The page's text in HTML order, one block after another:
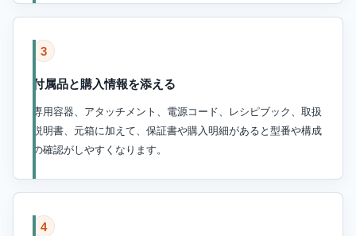
3
付属品と購入情報を添える
専用容器、アタッチメント、電源コード、レシピブック、取扱
説明書、元箱に加えて、保証書や購入明細があると型番や構成
の確認がしやすくなります。
4